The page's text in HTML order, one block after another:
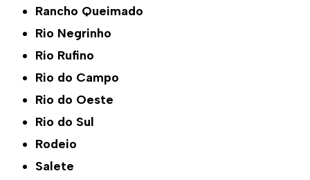
Rancho Queimado
Rio Negrinho
Rio Rufino
Rio do Campo
Rio do Oeste
Rio do Sul
Rodeio
Salete